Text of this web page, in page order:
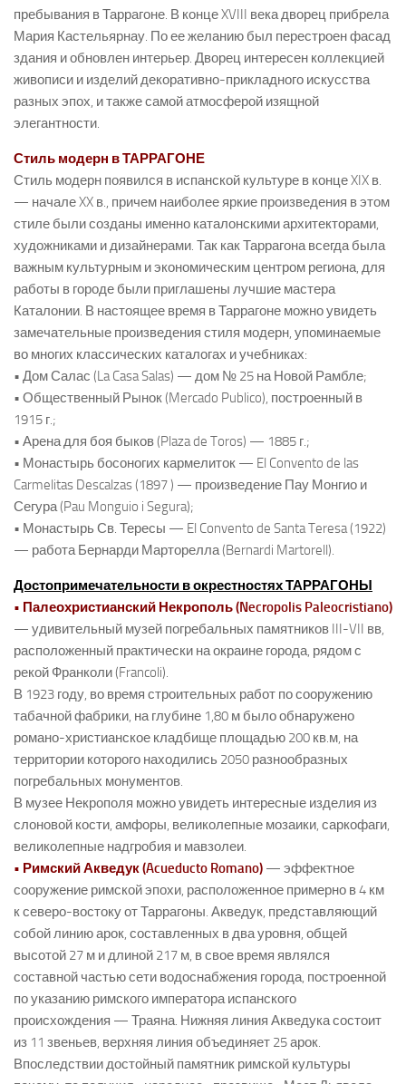
пребывания в Таррагоне. В конце XVIII века дворец прибрела
Мария Кастельярнау. По ее желанию был перестроен фасад
здания и обновлен интерьер. Дворец интересен коллекцией
живописи и изделий декоративно-прикладного искусства
разных эпох, и также самой атмосферой изящной
элегантности.
Стиль модерн в ТАРРАГОНЕ
Стиль модерн появился в испанской культуре в конце XIX в.
— начале XX в., причем наиболее яркие произведения в этом
стиле были созданы именно каталонскими архитекторами,
художниками и дизайнерами. Так как Таррагона всегда была
важным культурным и экономическим центром региона, для
работы в городе были приглашены лучшие мастера
Каталонии. В настоящее время в Таррагоне можно увидеть
замечательные произведения стиля модерн, упоминаемые
во многих классических каталогах и учебниках:
• Дом Салас (La Casa Salas) — дом № 25 на Новой Рамбле;
• Общественный Рынок (Mercado Publico), построенный в
1915 г.;
• Арена для боя быков (Plaza de Toros) — 1885 г.;
• Монастырь босоногих кармелиток — El Convento de las
Carmelitas Descalzas (1897 ) — произведение Пау Монгио и
Сегура (Pau Monguio i Segura);
• Монастырь Св. Тересы — El Convento de Santa Teresa (1922)
— работа Бернарди Марторелла (Bernardi Martorell).
Достопримечательности в окрестностях ТАРРАГОНЫ
• Палеохристианский Некрополь (Necropolis Paleocristiano)
— удивительный музей погребальных памятников III-VII вв,
расположенный практически на окраине города, рядом с
рекой Франколи (Francoli).
В 1923 году, во время строительных работ по сооружению
табачной фабрики, на глубине 1,80 м было обнаружено
романо-христианское кладбище площадью 200 кв.м, на
территории которого находились 2050 разнообразных
погребальных монументов.
В музее Некрополя можно увидеть интересные изделия из
слоновой кости, амфоры, великолепные мозаики, саркофаги,
великолепные надгробия и мавзолеи.
• Римский Акведук (Acueducto Romano) — эффектное
сооружение римской эпохи, расположенное примерно в 4 км
к северо-востоку от Таррагоны. Акведук, представляющий
собой линию арок, составленных в два уровня, общей
высотой 27 м и длиной 217 м, в свое время являлся
составной частью сети водоснабжения города, построенной
по указанию римского императора испанского
происхождения — Траяна. Нижняя линия Акведука состоит
из 11 звеньев, верхняя линия объединяет 25 арок.
Впоследствии достойный памятник римской культуры